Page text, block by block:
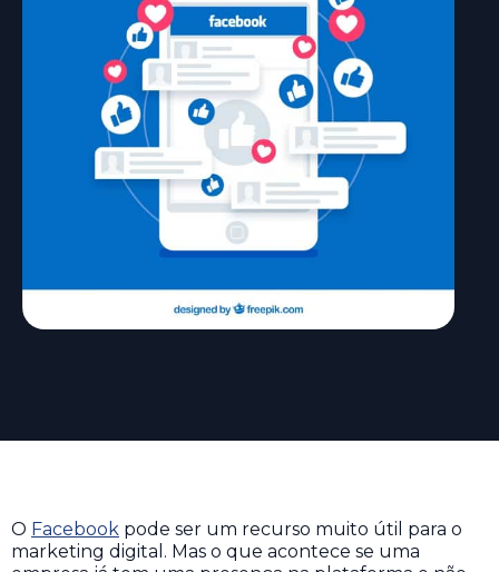
O Facebook pode ser um recurso muito útil para o
marketing digital. Mas o que acontece se uma